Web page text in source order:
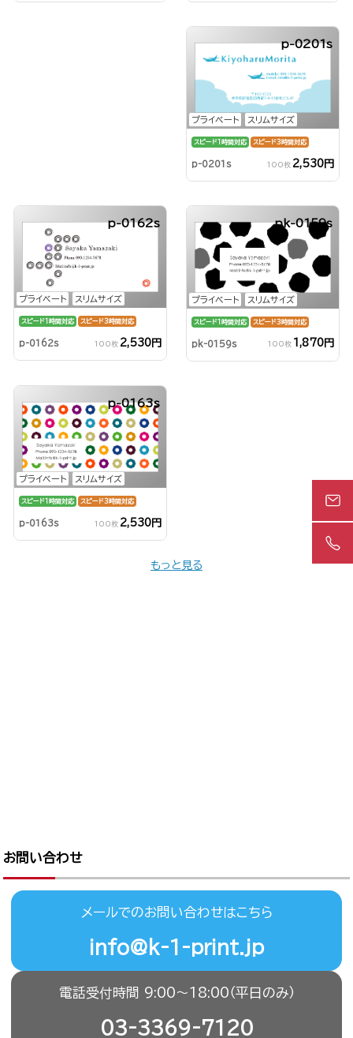
プライベート スリムサイズ
p-0201s
スピード1時間対応 スピード3時間対応
p-0201s 100枚 2,530円
プライベート スリムサイズ
p-0162s
スピード1時間対応 スピード3時間対応
p-0162s 100枚 2,530円
プライベート スリムサイズ
pk-0159s
スピード1時間対応 スピード3時間対応
pk-0159s 100枚 1,870円
プライベート スリムサイズ
p-0163s
スピード1時間対応 スピード3時間対応
p-0163s 100枚 2,530円
もっと見る
お問い合わせ
メールでのお問い合わせはこちら
info@k-1-print.jp
電話受付時間 9:00〜18:00（平日のみ）
03-3369-7120